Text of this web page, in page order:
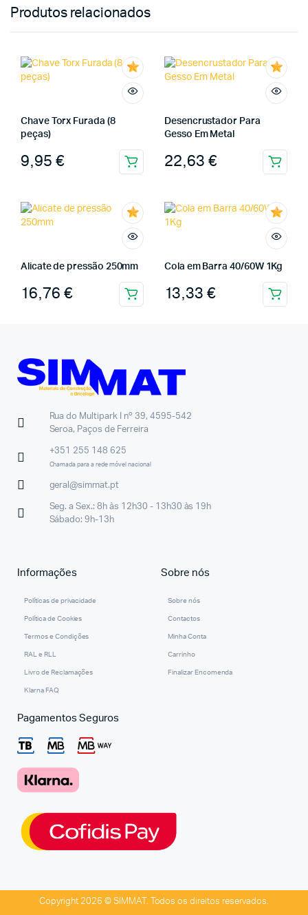
Produtos relacionados
Chave Torx Furada (8
peças)
9,95 €
Desencrustador Para
Gesso Em Metal
22,63 €
Alicate de pressão 250mm
16,76 €
Cola em Barra 40/60W 1Kg
13,33 €
Rua do Multipark I nº 39, 4595-542
Seroa, Paços de Ferreira
+351 255 148 625
Chamada para a rede móvel nacional
geral@simmat.pt
Seg. a Sex.: 8h às 12h30 - 13h30 às 19h
Sábado: 9h-13h
Informações
Políticas de privacidade
Política de Cookies
Termos e Condições
RAL e RLL
Livro de Reclamações
Klarna FAQ
Sobre nós
Sobre nós
Contactos
Minha Conta
Carrinho
Finalizar Encomenda
Pagamentos Seguros
Copyright 2026 © SIMMAT. Todos os direitos reservados.